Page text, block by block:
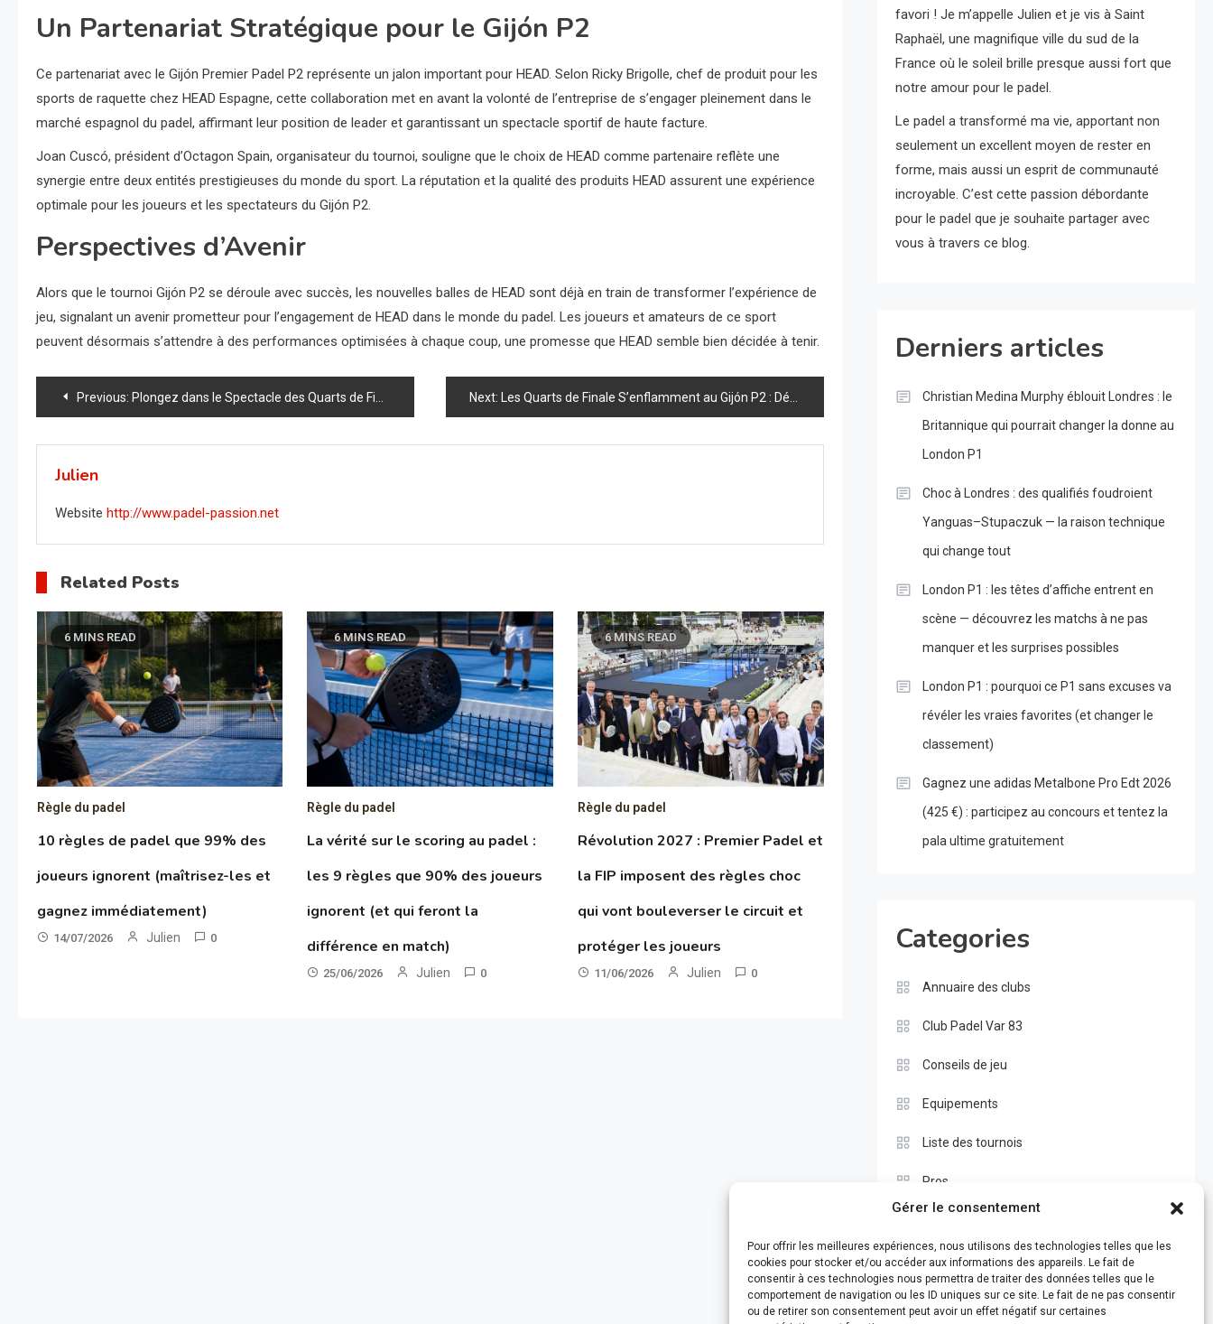
Gérer le consentement
Pour offrir les meilleures expériences, nous utilisons des technologies telles que les
cookies pour stocker et/ou accéder aux informations des appareils. Le fait de
consentir à ces technologies nous permettra de traiter des données telles que le
comportement de navigation ou les ID uniques sur ce site. Le fait de ne pas consentir
ou de retirer son consentement peut avoir un effet négatif sur certaines
Un Partenariat Stratégique pour le Gijón P2
Ce partenariat avec le Gijón Premier Padel P2 représente un jalon important pour HEAD. Selon Ricky Brigolle, chef de produit pour les
sports de raquette chez HEAD Espagne, cette collaboration met en avant la volonté de l’entreprise de s’engager pleinement dans le
marché espagnol du padel, affirmant leur position de leader et garantissant un spectacle sportif de haute facture.
Joan Cuscó, président d’Octagon Spain, organisateur du tournoi, souligne que le choix de HEAD comme partenaire reflète une
synergie entre deux entités prestigieuses du monde du sport. La réputation et la qualité des produits HEAD assurent une expérience
optimale pour les joueurs et les spectateurs du Gijón P2.
Perspectives d’Avenir
Alors que le tournoi Gijón P2 se déroule avec succès, les nouvelles balles de HEAD sont déjà en train de transformer l’expérience de
jeu, signalant un avenir prometteur pour l’engagement de HEAD dans le monde du padel. Les joueurs et amateurs de ce sport
peuvent désormais s’attendre à des performances optimisées à chaque coup, une promesse que HEAD semble bien décidée à tenir.
Navigation
de
l’article
Previous: Plongez dans le Spectacle des Quarts de Finale du Gijón P2 : Des Confrontations Épiques en Direct ! Next: Les Quarts de Finale S’enflamment au Gijón P2 : Découvrez les Duels Épiques qui Vous Attendent !
Julien
Website http://www.padel-passion.net
Related Posts
6 MINS READ
Règle du padel
10 règles de padel que 99% des
joueurs ignorent (maîtrisez-les et
gagnez immédiatement)
14/07/2026 Julien 0
6 MINS READ
Règle du padel
La vérité sur le scoring au padel :
les 9 règles que 90% des joueurs
ignorent (et qui feront la
différence en match)
25/06/2026 Julien 0
6 MINS READ
Règle du padel
Révolution 2027 : Premier Padel et
la FIP imposent des règles choc
qui vont bouleverser le circuit et
protéger les joueurs
11/06/2026 Julien 0
favori ! Je m’appelle Julien et je vis à Saint
Raphaël, une magnifique ville du sud de la
France où le soleil brille presque aussi fort que
notre amour pour le padel.
Le padel a transformé ma vie, apportant non
seulement un excellent moyen de rester en
forme, mais aussi un esprit de communauté
incroyable. C’est cette passion débordante
pour le padel que je souhaite partager avec
vous à travers ce blog.
Derniers articles
Christian Medina Murphy éblouit Londres : le
Britannique qui pourrait changer la donne au
London P1
Choc à Londres : des qualifiés foudroient
Yanguas–Stupaczuk — la raison technique
qui change tout
London P1 : les têtes d’affiche entrent en
scène — découvrez les matchs à ne pas
manquer et les surprises possibles
London P1 : pourquoi ce P1 sans excuses va
révéler les vraies favorites (et changer le
classement)
Gagnez une adidas Metalbone Pro Edt 2026
(425 €) : participez au concours et tentez la
pala ultime gratuitement
Categories
Annuaire des clubs
Club Padel Var 83
Conseils de jeu
Equipements
Liste des tournois
Pros
Test